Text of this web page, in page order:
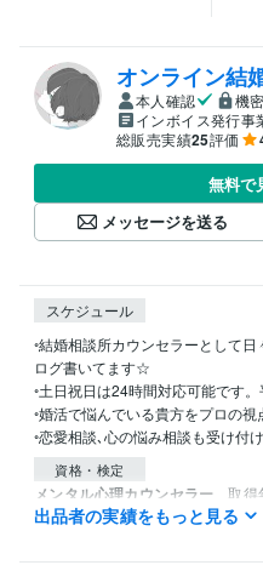
オンライン結
本人確認
機
インボイス発行事
総販売実績25評価
無料で
メッセージを送る
スケジュール
◦結婚相談所カウンセラーとして
ログ書いてます☆
◦土日祝日は24時間対応可能です
◦婚活で悩んでいる貴方をプロの
◦恋愛相談､心の悩み相談も受け付
資格・検定
メンタル心理カウンセラー 取得
ポジティブ心理学実践インストラ
得意分野
出品者の実績をもっと見る